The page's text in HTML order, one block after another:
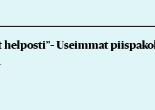
Useimmat